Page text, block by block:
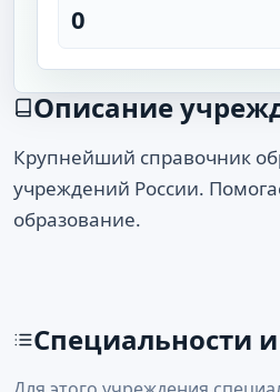
0
Описание
Крупнейший справочник
учреждений России.
образование.
Специальности